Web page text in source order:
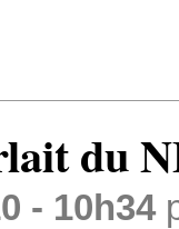
du
- 10h34